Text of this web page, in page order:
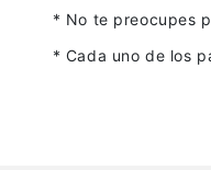
* No te preocupes
* Cada uno de los